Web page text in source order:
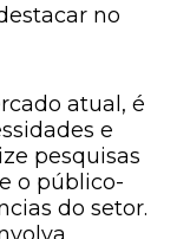
no
atual, é
e
pesquisas
o público-
do setor.